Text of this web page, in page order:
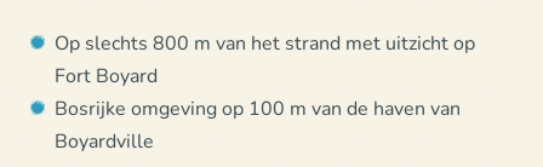
Op slechts 800 m van het strand met uitzicht op
Fort Boyard
Bosrijke omgeving op 100 m van de haven van
Boyardville